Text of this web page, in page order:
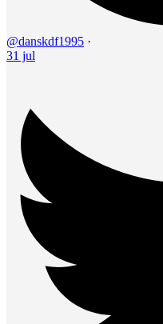
@danskdf1995 ·
31 jul